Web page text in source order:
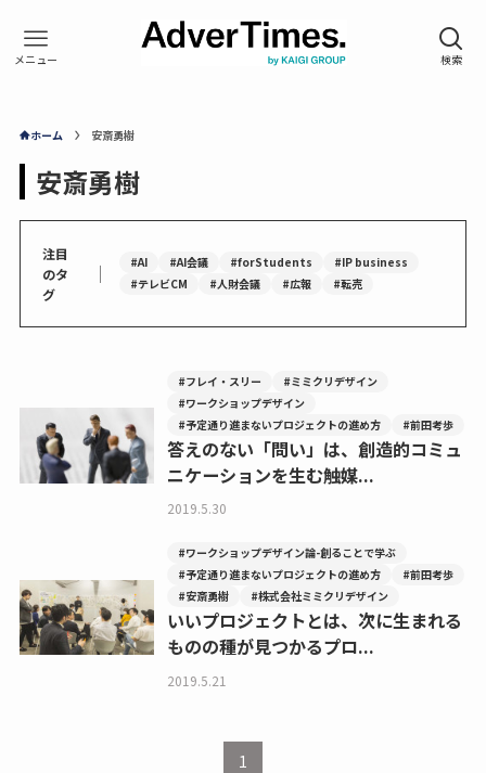
ホーム 安斎勇樹
安斎勇樹
注目
のタ
グ
｜ #AI #AI会議 #forStudents
#IP business
#テレビCM
#人財会議 #広報 #転売
#フレイ・スリー
#ミミクリデザイン
#ワークショップデザイン
#予定通り進まないプロジェクトの進め方
#前田考歩
答えのない「問い」は、創造的コミュ
ニケーションを生む触媒...
2019.5.30
#ワークショップデザイン論-創ることで学ぶ
#予定通り進まないプロジェクトの進め方
#前田考歩
#安斎勇樹
#株式会社ミミクリデザイン
いいプロジェクトとは、次に生まれる
ものの種が見つかるプロ...
2019.5.21
1